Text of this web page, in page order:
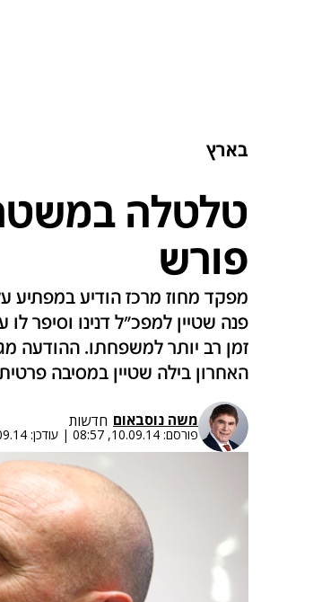
בארץ
טלטלה
פורש
פנה שטיין למפכ"ל דנינו וסיפר
זמן רב יותר למשפחתו. ההודעה
האחרון בילה שטיין במסיבה
משה נוסבאום חדשות
פורסם: 10.09.14, 08:57
| עודכן: 09:13